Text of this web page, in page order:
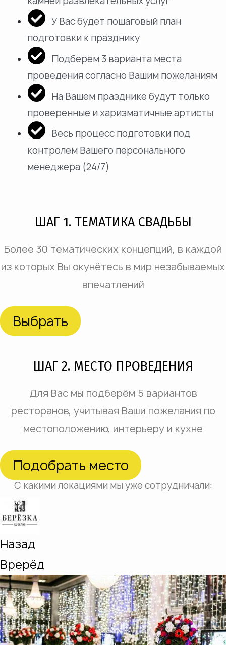
У Вас будет пошаговый план
подготовки к празднику
Подберем 3 варианта места
проведения согласно Вашим пожеланиям
На Вашем празднике будут только
проверенные и харизматичные артисты
Весь процесс подготовки под
контролем Вашего персонального
менеджера (24/7)
ШАГ 1. ТЕМАТИКА СВАДЬБЫ
Более 30 тематических концепций, в каждой
из которых Вы окунётесь в мир незабываемых
впечатлений
Выбрать
ШАГ 2. МЕСТО ПРОВЕДЕНИЯ
Для Вас мы подберём 5 вариантов
ресторанов, учитывая Ваши пожелания по
местоположению, интерьеру и кухне
Подобрать место
С какими локациями мы уже сотрудничали:
Назад
Врерёд